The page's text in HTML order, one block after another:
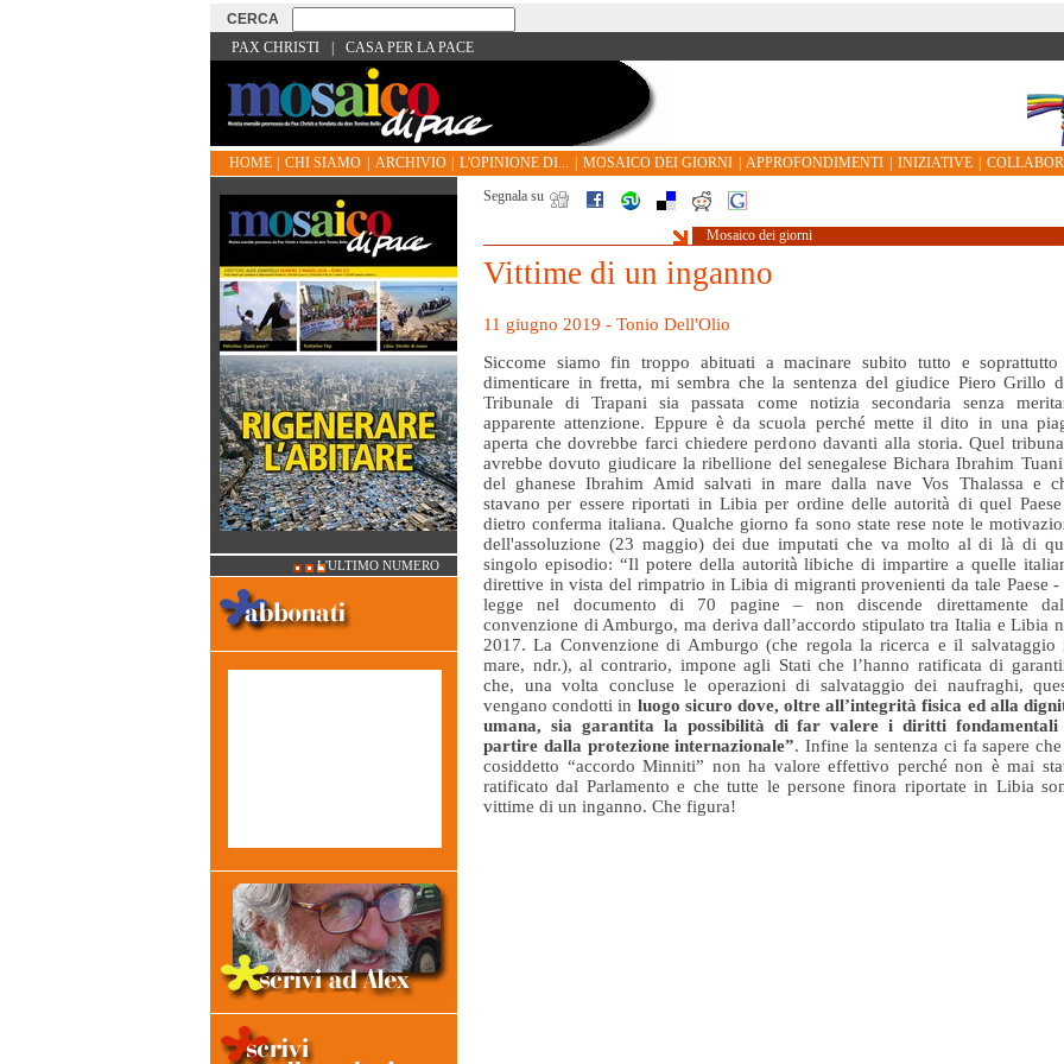
PAX CHRISTI CASA PER LA PACE
HOME CHI SIAMO ARCHIVIO L'OPINIONE DI... MOSAICO DEI GIORNI APPROFONDIMENTI INIZIATIVE
Segnala su
Mosaico dei giorni
Vittime di un inganno
11 giugno 2019 - Tonio Dell'Olio
Siccome siamo fin troppo abituati a macinare subito tutto e soprattutto
dimenticare in fretta, mi sembra che la sentenza del giudice Piero Grillo
Tribunale di Trapani sia passata come notizia secondaria senza
apparente attenzione. Eppure è da scuola perché mette il dito in una
aperta che dovrebbe farci chiedere perdono davanti alla storia. Quel
avrebbe dovuto giudicare la ribellione del senegalese Bichara Ibrahim
del ghanese Ibrahim Amid salvati in mare dalla nave Vos Thalassa e
stavano per essere riportati in Libia per ordine delle autorità di quel
dietro conferma italiana. Qualche giorno fa sono state rese note le
dell'assoluzione (23 maggio) dei due imputati che va molto al di là di
singolo episodio: “Il potere della autorità libiche di impartire a quelle
direttive in vista del rimpatrio in Libia di migranti provenienti da tale Paese -
legge nel documento di 70 pagine – non discende direttamente
convenzione di Amburgo, ma deriva dall’accordo stipulato tra Italia e Libia
2017. La Convenzione di Amburgo (che regola la ricerca e il salvataggio
mare, ndr.), al contrario, impone agli Stati che l’hanno ratificata di
che, una volta concluse le operazioni di salvataggio dei naufraghi,
vengano condotti in luogo sicuro dove, oltre all’integrità fisica ed alla
umana, sia garantita la possibilità di far valere i diritti fondamentali
partire dalla protezione internazionale”. Infine la sentenza ci fa sapere
cosiddetto “accordo Minniti” non ha valore effettivo perché non è mai
ratificato dal Parlamento e che tutte le persone finora riportate in Libia
vittime di un inganno. Che figura!
L'ULTIMO NUMERO